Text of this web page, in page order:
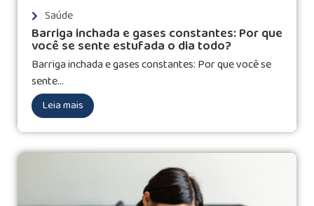
Saúde
Barriga inchada e gases constantes: Por que
você se sente estufada o dia todo?
Barriga inchada e gases constantes: Por que você se
sente...
Leia mais